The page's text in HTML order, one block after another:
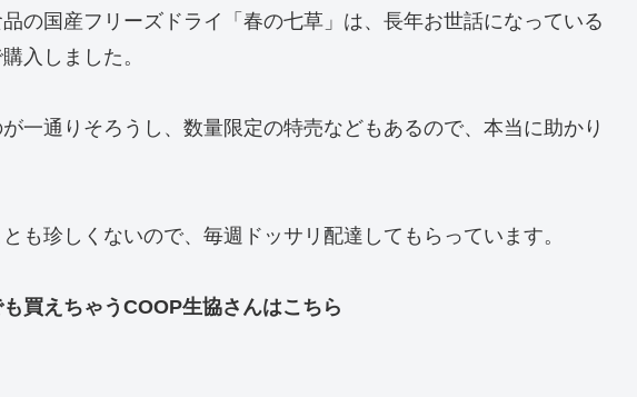
の国産フリーズドライ「春の七草」は、長年お世話になっている
入しました。
一通りそろうし、数量限定の特売などもあるので、本当に助かり
も珍しくないので、毎週ドッサリ配達してもらっています。
買えちゃうCOOP生協さんはこちら